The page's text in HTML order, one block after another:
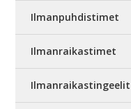
Ilmanpuhdistimet
Ilmanraikastimet
Ilmanraikastingeelit